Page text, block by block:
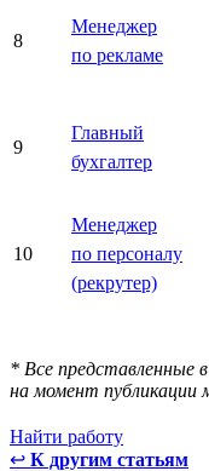
8
Менеджер
по рекламе
9
Главный
бухгалтер
10
Менеджер
по персоналу
(рекрутер)
* Все представленные
на момент публикации
Найти работу
↩ К другим статьям